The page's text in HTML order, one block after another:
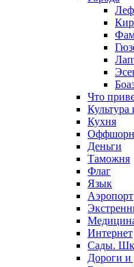
Что
Культура
Кухня
Деньги
Таможня
Флаг
Язык
Аэропорт
Интернет
Сады.
Дороги